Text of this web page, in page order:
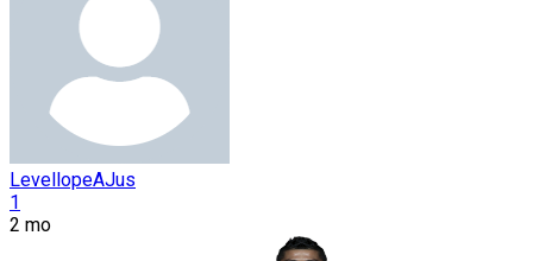
LevellopeAJus
1
2 mo